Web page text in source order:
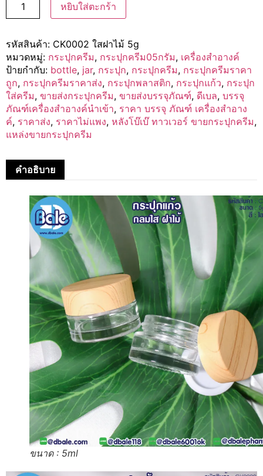
หยิบใส่ตะกร้า
รหัสสินค้า: CK0002 ใสฝาไม้ 5g
หมวดหมู่: กระปุกครีม, กระปุกครีม05กรัม, เครื่องสำอางค์
ป้ายกำกับ: bottle, jar, กระปุก, กระปุกครีม, กระปุกครีมราคา
ถูก, กระปุกครีมราคาส่ง, กระปุกพลาสติก, กระปุกแก้ว, กระปุก
ใส่ครีม, ขายส่งกระปุกครีม, ขายส่งบรรจุภัณฑ์, ดีเบล, บรรจุ
ภัณฑ์เครื่องสำอางค์นำเข้า, ราคา บรรจุ ภัณฑ์ เครื่องสำอาง
ค์, ราคาส่ง, ราคาไม่แพง, หลังโบ๊เบ๊ ทาวเวอร์ ขายกระปุกครีม,
แหล่งขายกระปุกครีม
คำอธิบาย
ขนาด : 5ml